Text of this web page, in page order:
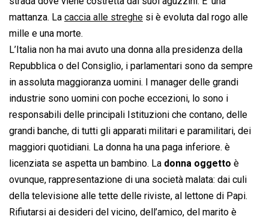
mattanza. La caccia alle streghe si è evoluta dal rogo alle
mille e una morte.
L’Italia non ha mai avuto una donna alla presidenza della
Repubblica o del Consiglio, i parlamentari sono da sempre
in assoluta maggioranza uomini. I manager delle grandi
industrie sono uomini con poche eccezioni, lo sono i
responsabili delle principali Istituzioni che contano, delle
grandi banche, di tutti gli apparati militari e paramilitari, dei
maggiori quotidiani. La donna ha una paga inferiore. è
licenziata se aspetta un bambino. La donna oggetto è
ovunque, rappresentazione di una società malata: dai culi
della televisione alle tette delle riviste, al lettone di Papi.
Rifiutarsi ai desideri del vicino, dell’amico, del marito è